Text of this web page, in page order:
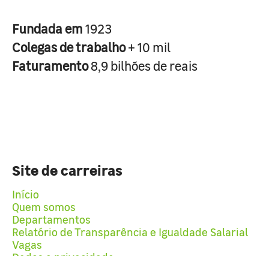
Fundada em1923
Colegas de trabalho+ 10 mil
Faturamento8,9 bilhões de reais
Site de carreiras
Início
Quem somos
Departamentos
Relatório de Transparência e Igualdade Salarial
Vagas